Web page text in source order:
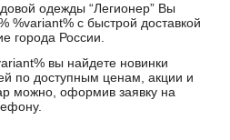
одежды “Легионер” Вы
%variant% с быстрой доставкой
города России.
вы найдете новинки
по доступным ценам, акции и
можно, оформив заявку на